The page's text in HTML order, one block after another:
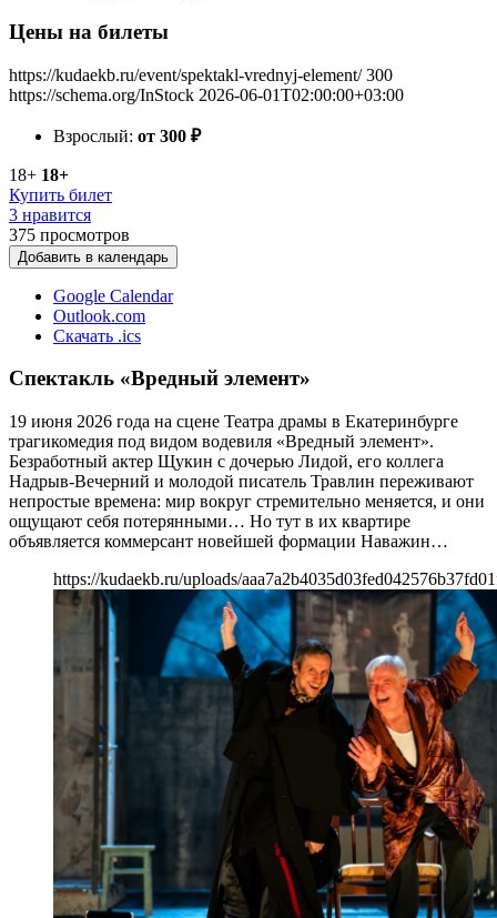
Цены на билеты
https://kudaekb.ru/event/spektakl-vrednyj-element/ 300
https://schema.org/InStock 2026-06-01T02:00:00+03:00
Взрослый: от 300 ₽
18+ 18+
Купить билет
3 нравится
375 просмотров
Добавить в календарь
Google Calendar
Outlook.com
Скачать .ics
Спектакль «Вредный элемент»
19 июня 2026 года на сцене Театра драмы в Екатеринбурге
трагикомедия под видом водевиля «Вредный элемент».
Безработный актер Щукин с дочерью Лидой, его коллега
Надрыв-Вечерний и молодой писатель Травлин переживают
непростые времена: мир вокруг стремительно меняется, и они
ощущают себя потерянными… Но тут в их квартире
объявляется коммерсант новейшей формации Наважин…
https://kudaekb.ru/uploads/